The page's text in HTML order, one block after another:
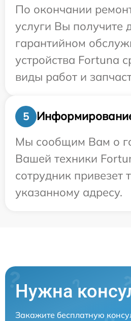
По окончании
услуги Вы получите
гарантийном
устройства Fortuna
виды работ и
5
Мы сообщим Вам о
Вашей техники
сотрудник привезет
указанному адресу.
Нужна
Закажите бесплатную